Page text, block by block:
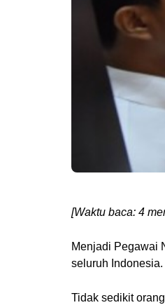
[Waktu baca: 4
Menjadi Pegawai
seluruh Indonesia.
Tidak sedikit